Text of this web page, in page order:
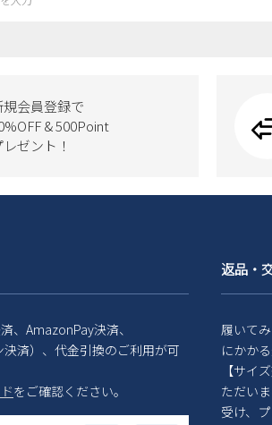
規会員登録で
& 500Point
レゼント！
、AmazonPay決済、
決済）、代金引換のご利用が可
をご確認ください。
返品・
履いて
にかか
【サイ
ただい
受け、